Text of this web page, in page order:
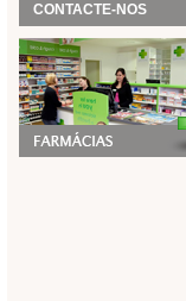
CONTACTE-NOS